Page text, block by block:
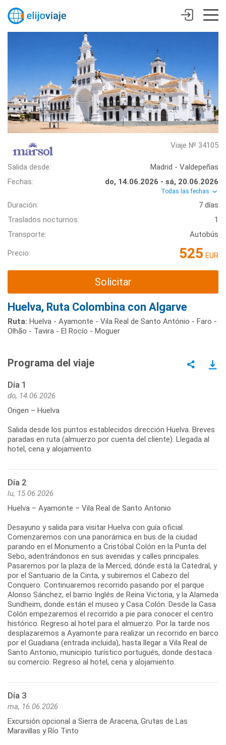
Viaje № 34105
Salida desde:
Madrid - Valdepeñas
Fechas:
do, 14.06.2026 - sá, 20.06.2026
Todas las fechas
Duración:
7 días
Traslados nocturnos:
1
Transporte:
Autobús
Precio: 525 EUR
Solicitar
Huelva, Ruta Colombina con Algarve
Ruta: Huelva - Ayamonte - Vila Real de Santo António - Faro -
Olhão - Tavira - El Rocío - Moguer
Programa del viaje
Día 1
do, 14.06.2026
Origen – Huelva
Salida desde los puntos establecidos dirección Huelva. Breves
paradas en ruta (almuerzo por cuenta del cliente). Llegada al
hotel, cena y alojamiento.
Día 2
lu, 15.06.2026
Huelva – Ayamonte – Vila Real de Santo Antonio
Desayuno y salida para visitar Huelva con guía oficial.
Comenzaremos con una panorámica en bus de la ciudad
parando en el Monumento a Cristóbal Colón en la Punta del
Sebo, adentrándonos en sus avenidas y calles principales.
Pasaremos por la plaza de la Merced, dónde está la Catedral, y
por el Santuario de la Cinta, y subiremos el Cabezo del
Conquero. Continuaremos recorrido pasando por el parque
Alonso Sánchez, el barrio Inglés de Reina Victoria, y la Alameda
Sundheim, donde están el museo y Casa Colón. Desde la Casa
Colón empezaremos el recorrido a pie para conocer el centro
histórico. Regreso al hotel para el almuerzo. Por la tarde nos
desplazaremos a Ayamonte para realizar un recorrido en barco
por el Guadiana (entrada incluida), hasta llegar a Vila Real de
Santo Antonio, municipio turístico portugués, donde destaca
su comercio. Regreso al hotel, cena y alojamiento.
Día 3
ma, 16.06.2026
Excursión opcional a Sierra de Aracena, Grutas de Las
Maravillas y Río Tinto